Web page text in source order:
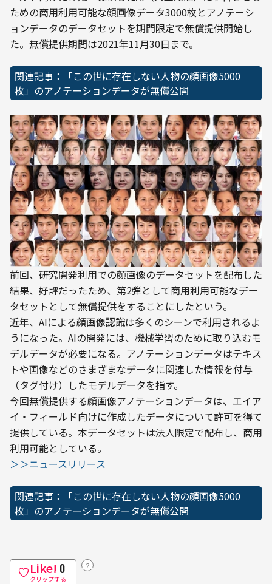
ための商用利用可能な顔画像データ3000枚とアノテーシ
ョンデータのデータセットを期間限定で無償提供開始し
た。無償提供期間は2021年11月30日まで。
関連記事：「この世に存在しない人物の顔画像5000
枚」のアノテーションデータが無償公開
前回、研究開発利用での顔画像のデータセットを配布した
結果、好評だったため、第2弾として商用利用可能なデー
タセットとして無償提供をすることにしたという。
近年、AIによる顔画像認識は多くのシーンで利用されるよ
うになった。AIの開発には、機械学習のために取り込むモ
デルデータが必要になる。アノテーションデータはテキス
トや画像などのさまざまなデータに関連した情報を付与
（タグ付け）したモデルデータを指す。
今回無償提供する顔画像アノテーションデータは、エイア
イ・フィールド向けに作成したデータについて許可を得て
提供している。本データセットは法人限定で配布し、商用
利用可能としている。
＞＞ニュースリリース
関連記事：「この世に存在しない人物の顔画像5000
枚」のアノテーションデータが無償公開
Like! 0
クリップする
？